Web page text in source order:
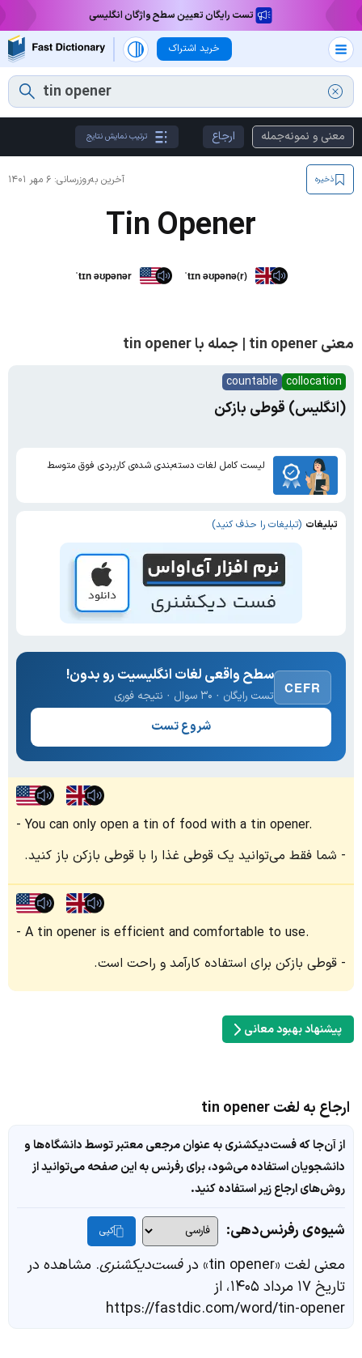
تست رایگان تعیین سطح واژگان انگلیسی
خرید اشتراک
معنی و نمونه‌جمله ارجاع ترتیب نمایش نتایج
آخرین به‌روزرسانی: ۶ مهر ۱۴۰۱ ذخیره
Tin Opener
ˈtɪn əʊpənər ˈtɪn əʊpənə(r)
معنی tin opener | جمله با tin opener
collocation
countable
(انگلیس) قوطی بازکن
لیست کامل لغات دسته‌بندی شده‌ی کاربردی فوق متوسط
تبلیغات (تبلیغات را حذف کنید)
CEFR
سطح واقعی لغات انگلیسیت رو بدون!
تست رایگان · ۳۰ سوال · نتیجه فوری
شروع تست
You can only open a tin of food with a tin opener.
شما فقط می‌توانید یک قوطی غذا را با قوطی بازکن باز کنید.
A tin opener is efficient and comfortable to use.
قوطی بازکن برای استفاده کارآمد و راحت است.
پیشنهاد بهبود معانی
ارجاع به لغت tin opener
از آن‌جا که فست‌دیکشنری به عنوان مرجعی معتبر توسط دانشگاه‌ها و
دانشجویان استفاده می‌شود، برای رفرنس به این صفحه می‌توانید از
روش‌های ارجاع زیر استفاده کنید.
شیوه‌ی رفرنس‌دهی: کپی
معنی لغت «tin opener» در فست‌دیکشنری. مشاهده در
تاریخ ۱۷ مرداد ۱۴۰۵، از
https://fastdic.com/word/tin-opener